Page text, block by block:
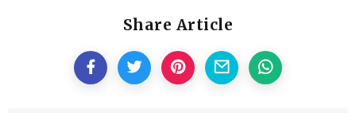
Share Article